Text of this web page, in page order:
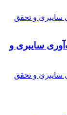
سایبری و